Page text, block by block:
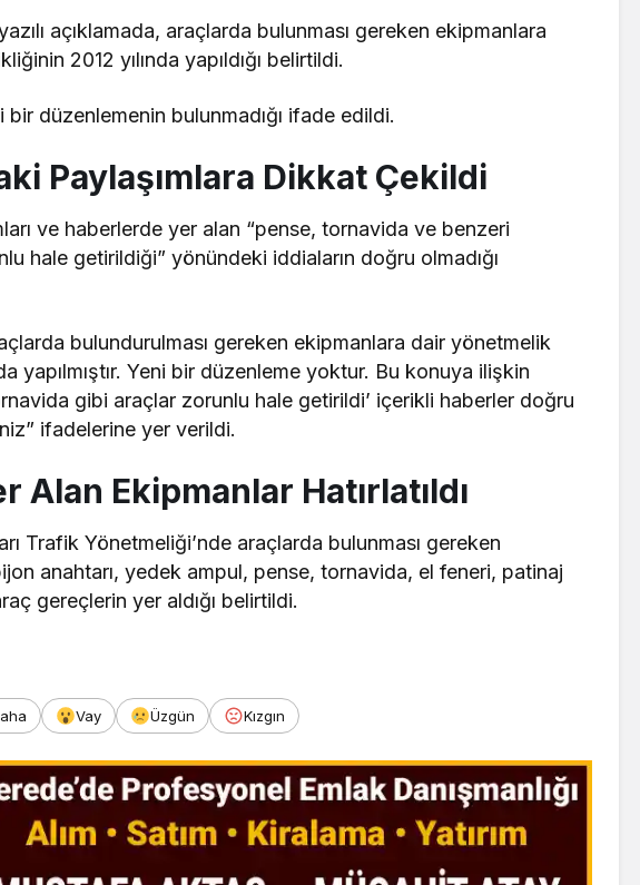
açıklamada, araçlarda bulunması gereken ekipmanlara
2012 yılında yapıldığı belirtildi.
düzenlemenin bulunmadığı ifade edildi.
Paylaşımlara Dikkat Çekildi
ve haberlerde yer alan “pense, tornavida ve benzeri
hale getirildiği” yönündeki iddiaların doğru olmadığı
bulundurulması gereken ekipmanlara dair yönetmelik
yapılmıştır. Yeni bir düzenleme yoktur. Bu konuya ilişkin
gibi araçlar zorunlu hale getirildi’ içerikli haberler doğru
ifadelerine yer verildi.
Alan Ekipmanlar Hatırlatıldı
Trafik Yönetmeliği’nde araçlarda bulunması gereken
anahtarı, yedek ampul, pense, tornavida, el feneri, patinaj
gereçlerin yer aldığı belirtildi.
Vay Üzgün Kızgın